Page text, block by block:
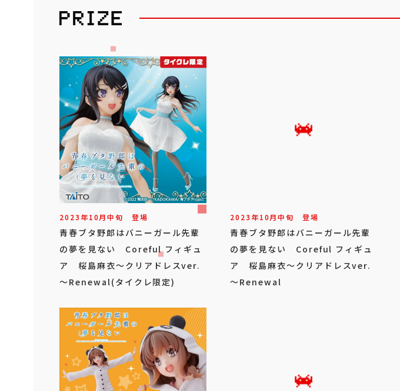
2023年10月中旬 登場
青春ブタ野郎はバニーガール先輩
の夢を見ない Coreful フィギュ
ア 桜島麻衣～クリアドレスver.
～Renewal(タイクレ限定)
2023年10月中旬 登場
青春ブタ野郎はバニーガール先輩
の夢を見ない Coreful フィギュ
ア 桜島麻衣～クリアドレスver.
～Renewal